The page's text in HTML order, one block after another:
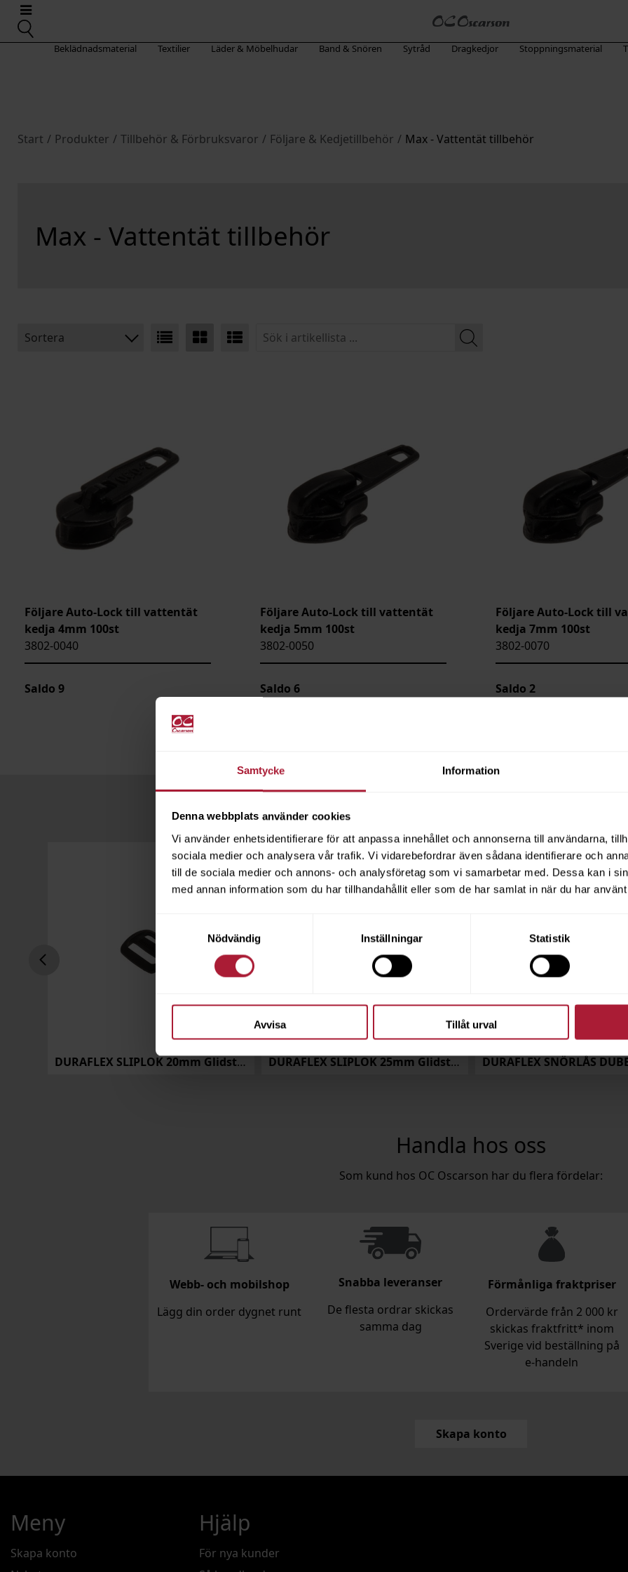
Samtycke Information
Denna webbplats använder cookies
Vi använder enhetsidentifierare för att anpassa innehållet och annonserna till användarna,
sociala medier och analysera vår trafik. Vi vidarebefordrar även sådana identifierare och
till de sociala medier och annons- och analysföretag som vi samarbetar med. Dessa kan i
med annan information som du har tillhandahållit eller som de har samlat in när du har
Nödvändig
Inställningar Statistik
Avvisa Tillåt urval
Beklädnadsmaterial Textilier Läder & Möbelhudar Band & Snören Sytråd Dragkedjor Stoppningsmaterial
Start / Produkter / Tillbehör & Förbruksvaror / Följare & Kedjetillbehör / Max - Vattentät tillbehör
Max - Vattentät tillbehör
Sortera
Följare Auto-Lock till vattentät
kedja 4mm 100st
3802-0040
Saldo 9
Följare Auto-Lock till vattentät
kedja 5mm 100st
3802-0050
Saldo 6
Följare Auto-Lock till
kedja 7mm 100st
3802-0070
Saldo 2
DURAFLEX SLIPLOK 20mm Glidstopp DURAFLEX SLIPLOK 25mm Glidstopp DURAFLEX SNÖRLÅS
Handla hos oss
Som kund hos OC Oscarson har du flera fördelar:
Webb- och mobilshop
Lägg din order dygnet runt
Snabba leveranser
De flesta ordrar skickas
samma dag
Förmånliga fraktpriser
Ordervärde från 2 000 kr
skickas fraktfritt* inom
Sverige vid beställning på
e‑handeln
Skapa konto
Meny
Skapa konto
Hjälp
För nya kunder